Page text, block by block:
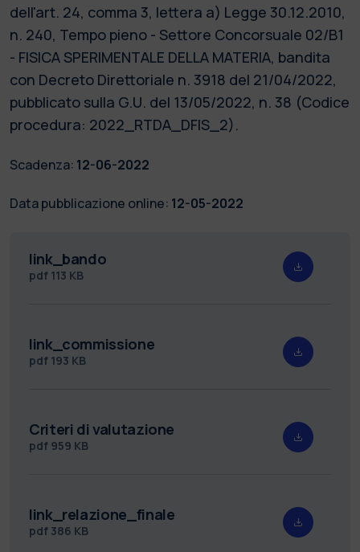
dell'art. 24, comma 3, lettera a) Legge 30.12.2010,
n. 240, Tempo pieno - Settore Concorsuale 02/B1
- FISICA SPERIMENTALE DELLA MATERIA, bandita
con Decreto Direttoriale n. 3918 del 21/04/2022,
pubblicato sulla G.U. del 13/05/2022, n. 38 (Codice
procedura: 2022_RTDA_DFIS_2).
Scadenza: 12-06-2022
Data pubblicazione online: 12-05-2022
link_bando
pdf 113 KB
link_commissione
pdf 193 KB
Criteri di valutazione
pdf 959 KB
link_relazione_finale
pdf 386 KB